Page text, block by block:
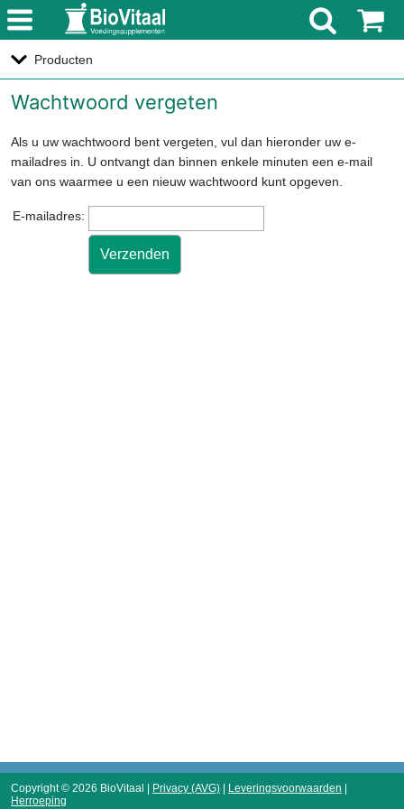
Producten
Wachtwoord vergeten
Als u uw wachtwoord bent vergeten, vul dan hieronder uw e-
mailadres in. U ontvangt dan binnen enkele minuten een e-mail
van ons waarmee u een nieuw wachtwoord kunt opgeven.
E-mailadres:
Copyright © 2026 BioVitaal | Privacy (AVG) Leveringsvoorwaarden
Herroeping